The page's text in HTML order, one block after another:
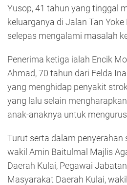
Yusop, 41 tahun yang tinggal
keluarganya di Jalan Tan
selepas mengalami masalah
Penerima ketiga ialah Encik
Ahmad, 70 tahun dari Felda
yang menghidap penyakit
yang lalu selain
anak-anaknya untuk
Turut serta dalam penyerahan
wakil Amin Baitulmal Majlis
Daerah Kulai, Pegawai
Masyarakat Daerah Kulai,